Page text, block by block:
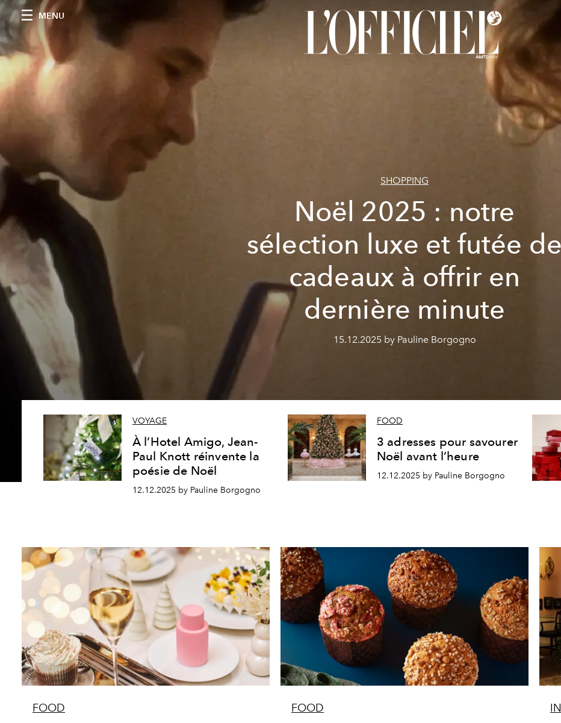
MENU
SHOPPING
Noël 2025 : notre
sélection luxe et futée de
cadeaux à offrir en
dernière minute
15.12.2025 by Pauline Borgogno
VOYAGE
À l’Hotel Amigo, Jean-
Paul Knott réinvente la
poésie de Noël
12.12.2025 by Pauline Borgogno
FOOD
3 adresses pour savourer
Noël avant l’heure
12.12.2025 by Pauline Borgogno
FOOD FOOD